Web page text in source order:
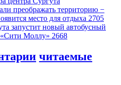
преображать территорию −
место для отдыха 2705
запустит новый автобусный
Моллу» 2668
читаемые